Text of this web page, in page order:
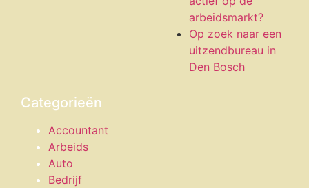
arbeidsmarkt?
Op zoek naar een
uitzendbureau in
Den Bosch
Categorieën
Accountant
Arbeids
Auto
Bedrijf